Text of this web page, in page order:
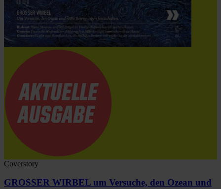
Coverstory
GROSSER WIRBEL um Versuche, den Ozean und